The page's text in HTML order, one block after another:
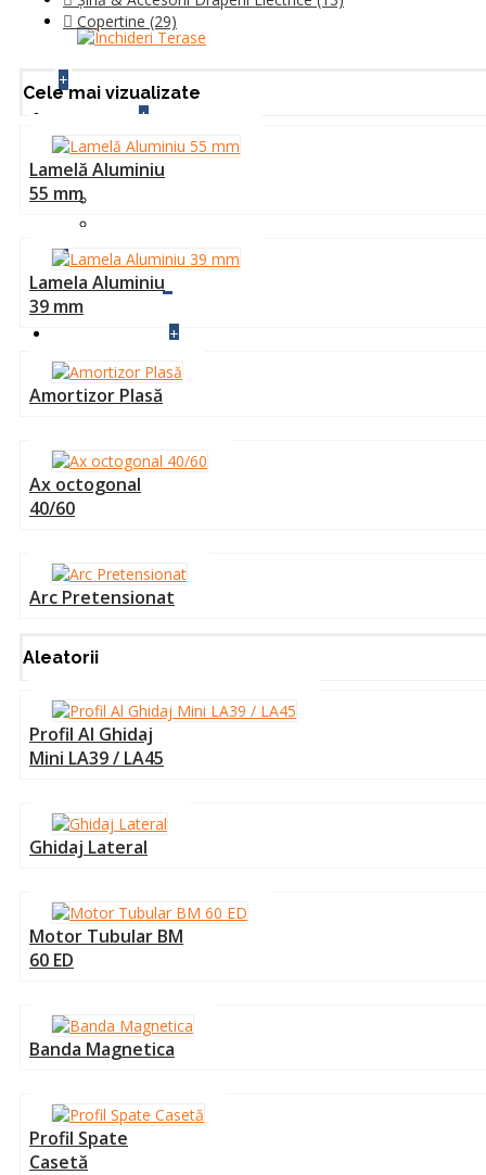
+
+
INFO TEHNIC
+
CONTACT +
+
Copertine (29)
Cele mai vizualizate
Lamelă Aluminiu
55 mm
Lamela Aluminiu
39 mm
Amortizor Plasă
Ax octogonal
40/60
Arc Pretensionat
Aleatorii
Profil Al Ghidaj
Mini LA39 / LA45
Ghidaj Lateral
Motor Tubular BM
60 ED
Banda Magnetica
Profil Spate
Casetă